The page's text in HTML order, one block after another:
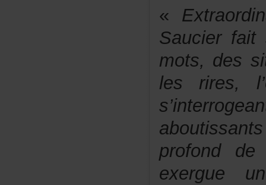
«
Saucier fait
mots, des
les rires,
profond
exergue